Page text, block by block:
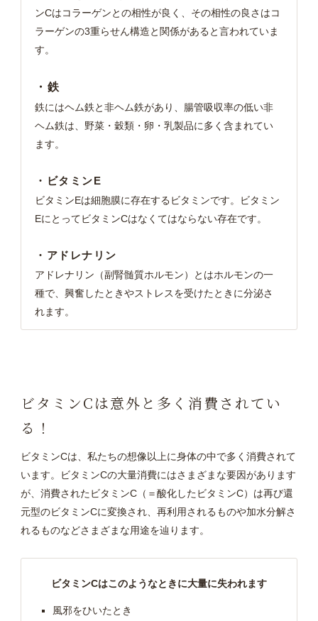
ンCはコラーゲンとの相性が良く、その相性の良さはコ
ラーゲンの3重らせん構造と関係があると言われていま
す。
・鉄
鉄にはヘム鉄と非ヘム鉄があり、腸管吸収率の低い非
ヘム鉄は、野菜・穀類・卵・乳製品に多く含まれてい
ます。
・ビタミンE
ビタミンEは細胞膜に存在するビタミンです。ビタミン
EにとってビタミンCはなくてはならない存在です。
・アドレナリン
アドレナリン（副腎髄質ホルモン）とはホルモンの一
種で、興奮したときやストレスを受けたときに分泌さ
れます。
ビタミンCは意外と多く消費されてい
る！
ビタミンCは、私たちの想像以上に身体の中で多く消費されて
います。ビタミンCの大量消費にはさまざまな要因があります
が、消費されたビタミンC（＝酸化したビタミンC）は再び還
元型のビタミンCに変換され、再利用されるものや加水分解さ
れるものなどさまざまな用途を辿ります。
ビタミンCはこのようなときに大量に失われます
風邪をひいたとき